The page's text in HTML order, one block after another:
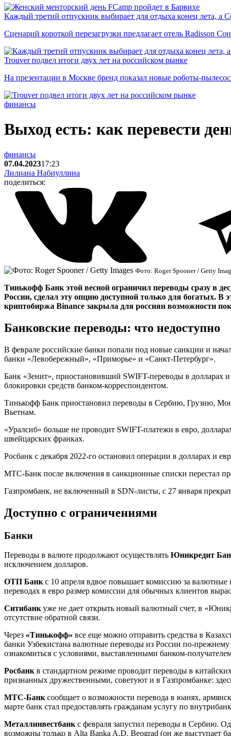
Каждый третий отпускник выбирает для отдыха конец лета, а
Сценарий короткой перезагрузки предлагает отель Radisson
Trouver подвел итоги двух лет на российском рынке
На презентации в Москве бренд показал новые роботы-
финансы
Выход есть: как перевести
финансы
07.04.202317:23
Лилиана Набиуллина
поделиться:
Фото: Roger Spooner / Getty
Тинькофф Банк этой весной ограничил переводы сразу в
России, сделал эту опцию доступной только для богатых.
криптобиржа Binance закрыла для россиян возможности
Банковские переводы: что недоступно
В феврале российские банки попали под новые санкции и
банки «Левобережный», «Приморье» и «Санкт-Петербург».
Банк «Зенит», приостановивший SWIFT-переводы в долларах
блокировки средств банком-корреспондентом.
Тинькофф Банк приостановил переводы в Сербию, Грузию,
Вьетнам.
«Уралсиб» больше не проводит SWIFT-платежи в евро,
швейцарских франках.
Росбанк с декабря 2022-го остановил операции в долларах и
МТС-Банк после включения в санкционные списки перестал
Газпромбанк, не включенный в SDN-листы, с 27 января
Доступно с ограничениями
Банки
Переводы в валюте продолжают осуществлять Юникредит
исключением долларов.
ОТП Банк с 10 апреля вдвое повышает комиссию за
переводах в евро размер комиссии для обычных клиентов
Ситибанк уже не дает открыть новый валютный счет, в
отсутствие обратной связи.
Через «Тинькофф» все еще можно отправить средства в
банки Узбекистана валютные переводы из России по-
ознакомиться с условиями, выставленными банком-
Росбанк в стандартном режиме проводит переводы в
признанных дружественными, советуют и в Газпромбанке:
МТС-Банк сообщает о возможности перевода в юанях,
марте банк стал предоставлять гражданам услугу по
Металлинвестбанк с февраля запустил переводы в Сербию.
возможны только в Alta Banka A.D. Beograd (он же выступает